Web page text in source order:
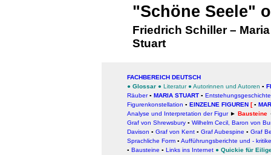
"Schöne Seele"
Friedrich Schiller –
Stuart
FACHBEREICH DEUTSCH
● Glossar ● Literatur● Autorinnen und Autoren ▪
Räuber ▪ MARIA STUART ▪
Figurenkonstellation ▪ EINZELNE FIGUREN [▪
Analyse und Interpretation der Figur ► Bausteine
Graf von Shrewsbury ▪ Wilhelm Cecil, Baron von
Davison ▪ Graf von Kent ▪ Graf Aubespine ▪ Graf
Sprachliche Form ▪ Aufführungsberichte und -
▪ Bausteine ▪ Links ins Internet ● Quickie für